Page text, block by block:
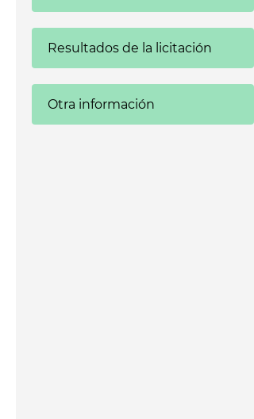
Resultados de la licitación
Otra información